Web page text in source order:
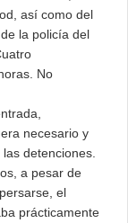
así como del
la policía del
No
necesario y
detenciones.
a pesar de
el
prácticamente